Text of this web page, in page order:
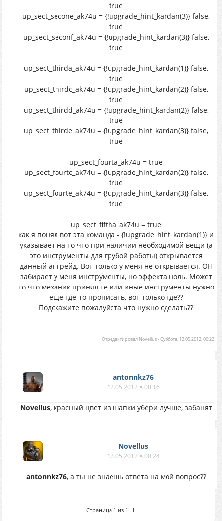
true
up_sect_secone_ak74u = {!upgrade_hint_kardan(3)} false,
true
up_sect_seconf_ak74u = {!upgrade_hint_kardan(3)} false,
true
up_sect_thirda_ak74u = {!upgrade_hint_kardan(1)} false,
true
up_sect_thirdc_ak74u = {!upgrade_hint_kardan(2)} false,
true
up_sect_thirdd_ak74u = {!upgrade_hint_kardan(2)} false,
true
up_sect_thirde_ak74u = {!upgrade_hint_kardan(3)} false,
true
up_sect_fourta_ak74u = true
up_sect_fourtc_ak74u = {!upgrade_hint_kardan(2)} false,
true
up_sect_fourte_ak74u = {!upgrade_hint_kardan(3)} false,
true
up_sect_fiftha_ak74u = true
как я понял вот эта команда - {!upgrade_hint_kardan(1)} и
указывает на то что при наличии необходимой вещи (а
это инструменты для грубой работы) открывается
данный апгрейд. Вот только у меня не открывается. ОН
забирает у меня инструменты, но эффекта ноль. Может
то что механик принял те или иные инструменты нужно
еще где-то прописать, вот только где??
Подскажите пожалуйста что нужно сделать??
Отредактировал Novellus-Суббота, 12.05.2012, 00:22
antonnkz76
12.05.2012 в 00:16
Novellus, красный цвет из шапки убери лучше, забанят
Novellus
12.05.2012 в 00:24
antonnkz76, а ты не знаешь ответа на мой вопрос??
Страница 1 из 1 1